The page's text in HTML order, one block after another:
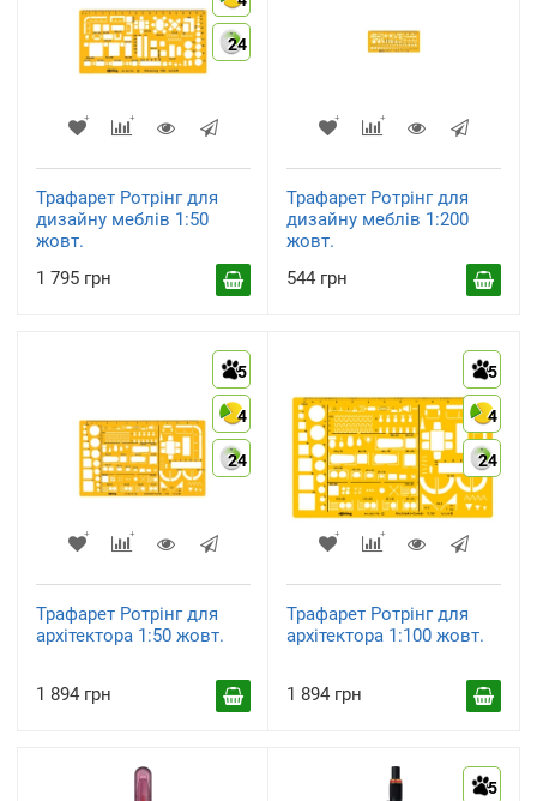
24
Трафарет Ротрінг для
дизайну меблів 1:50
жовт.
1 795 грн
Трафарет Ротрінг для
дизайну меблів 1:200
жовт.
544 грн
5
4
24
Трафарет Ротрінг для
архітектора 1:50 жовт.
1 894 грн
5
4
24
Трафарет Ротрінг для
архітектора 1:100 жовт.
1 894 грн
5